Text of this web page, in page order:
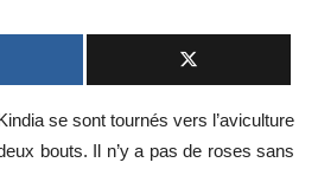
se sont tournés vers l’aviculture
bouts. Il n’y a pas de roses sans